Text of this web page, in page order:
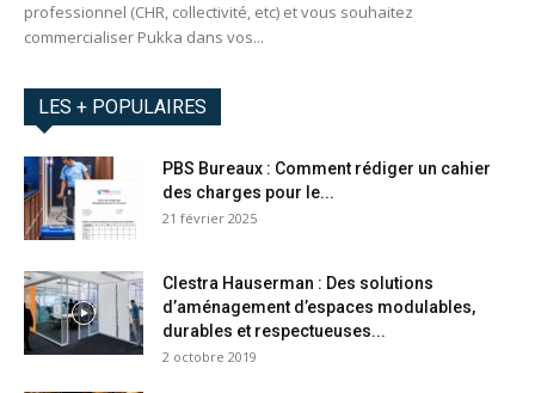
professionnel (CHR, collectivité, etc) et vous souhaitez
commercialiser Pukka dans vos...
LES + POPULAIRES
PBS Bureaux : Comment rédiger un cahier
des charges pour le...
21 février 2025
Clestra Hauserman : Des solutions
d’aménagement d’espaces modulables,
durables et respectueuses...
2 octobre 2019